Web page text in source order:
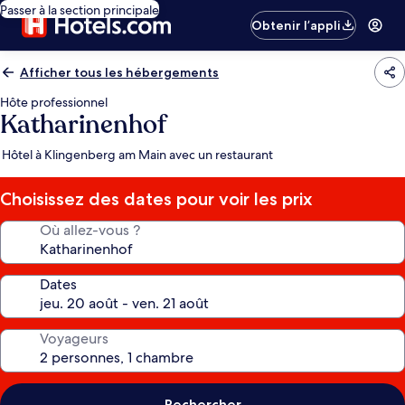
Passer à la section principale
Obtenir l’appli
Afficher tous les hébergements
Hôte professionnel
Katharinenhof
Hôtel à Klingenberg am Main avec un restaurant
Choisissez des dates pour voir les prix
Où allez-vous ?
Dates
Voyageurs